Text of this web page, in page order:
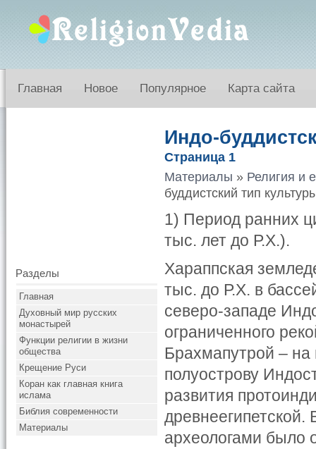
Главная Новое Популярное Карта сайта
Разделы
Главная
Духовный мир русских
монастырей
Функции религии в жизни
общества
Крещение Руси
Коран как главная книга
ислама
Библия современности
Материалы
Индо-
Страница 1
Материалы » Религия и
буддистский тип
1) Период ранних
тыс. лет до Р.Х.).
Хараппская
тыс. до Р.Х. в
северо-западе
ограниченного
Брахмапутрой – на
полуострову
развития
археологами было